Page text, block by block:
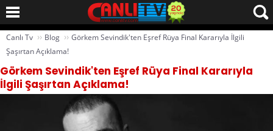
Canlı Tv ›› Blog ›› Görkem Sevindik'ten Eşref Rüya Final Kararıyla İlgili
Şaşırtan Açıklama!
Görkem Sevindik'ten Eşref Rüya Final Kararıyla
İlgili Şaşırtan Açıklama!